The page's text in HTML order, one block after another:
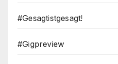
#Gesagtistgesagt!
#Gigpreview